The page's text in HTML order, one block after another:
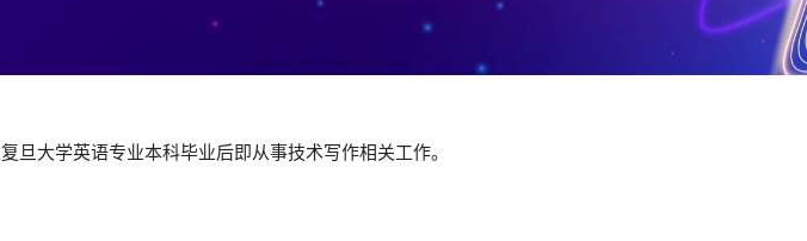
大学英语专业本科毕业后即从事技术写作相关工作。